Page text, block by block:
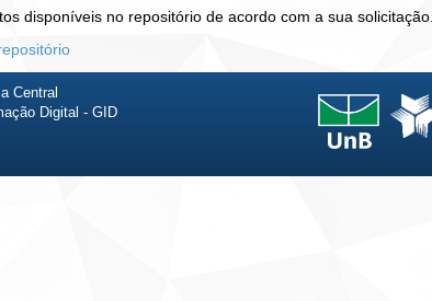
disponíveis no repositório de acordo com a sua solicitação.
Central
Digital - GID